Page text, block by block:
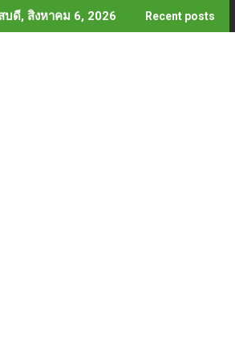
บดี, สิงหาคม 6, 2026 Recent posts